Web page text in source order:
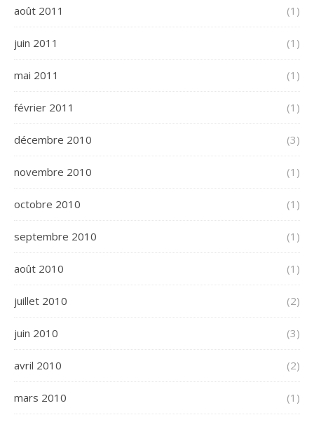
août 2011 (1)
juin 2011 (1)
mai 2011 (1)
février 2011 (1)
décembre 2010 (3)
novembre 2010 (1)
octobre 2010 (1)
septembre 2010 (1)
août 2010 (1)
juillet 2010 (2)
juin 2010 (3)
avril 2010 (2)
mars 2010 (1)